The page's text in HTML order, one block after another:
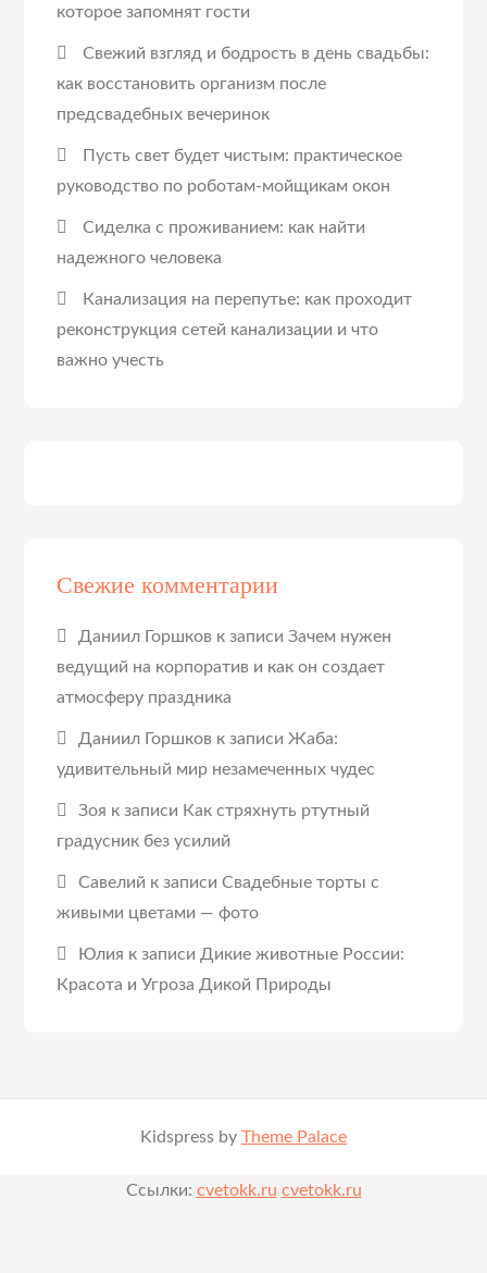
которое запомнят гости
Свежий взгляд и бодрость в день свадьбы:
как восстановить организм после
предсвадебных вечеринок
Пусть свет будет чистым: практическое
руководство по роботам-мойщикам окон
Сиделка с проживанием: как найти
надежного человека
Канализация на перепутье: как проходит
реконструкция сетей канализации и что
важно учесть
Свежие комментарии
Даниил Горшков к записиЗачем нужен
ведущий на корпоратив и как он создает
атмосферу праздника
Даниил Горшков к записиЖаба:
удивительный мир незамеченных чудес
Зоя к записи Как стряхнуть ртутный
градусник без усилий
Савелий к записиСвадебные торты с
живыми цветами — фото
Юлия к записи Дикие животные России:
Красота и Угроза Дикой Природы
Kidspress by Theme Palace
Ссылки: cvetokk.ru cvetokk.ru